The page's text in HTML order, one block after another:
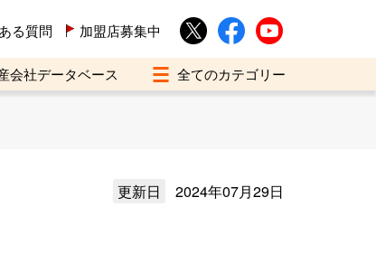
る質問 加盟店募集中
会社データベース
更新日 2024年07月29日